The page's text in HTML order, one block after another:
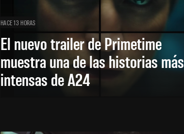
HACE 13 HORAS
El nuevo trailer de Primetime
muestra una de las historias más
intensas de A24